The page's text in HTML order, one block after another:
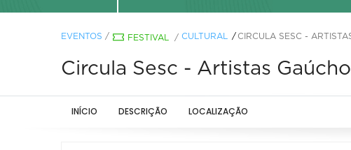
EVENTOS / FESTIVAL / CULTURAL CIRCULA SESC -
Circula Sesc - Artistas
INÍCIO DESCRIÇÃO LOCALIZAÇÃO